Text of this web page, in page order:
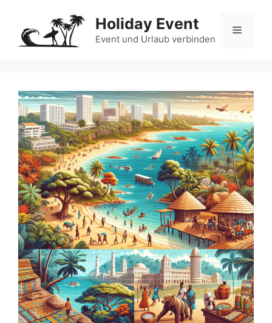
springen
Holiday Event
Event und Urlaub verbinden
Menü